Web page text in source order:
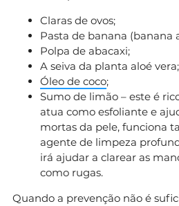
Claras de ovos;
Pasta de banana (banana
Polpa de abacaxi;
A seiva da planta aloé vera;
Óleo de coco;
Sumo de limão – este é
atua como esfoliante e
mortas da pele, funciona
agente de limpeza
irá ajudar a clarear as
como rugas.
Quando a prevenção não é